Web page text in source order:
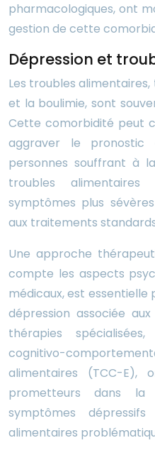
pharmacologiques, ont
gestion de cette
Dépression et
Les troubles alimentaires,
et la boulimie, sont
Cette comorbidité peut
aggraver le pronostic
personnes souffrant à
troubles
symptômes plus
aux traitements
Une approche
compte les aspects
médicaux, est
dépression associée
thérapies
cognitivo-
alimentaires (TCC-E),
prometteurs dans la
symptômes
alimentaires